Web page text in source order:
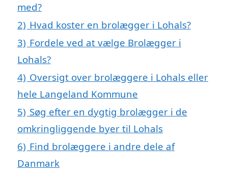
med?
2) Hvad koster en brolægger i Lohals?
3) Fordele ved at vælge Brolægger i
Lohals?
4) Oversigt over brolæggere i Lohals eller
hele Langeland Kommune
5) Søg efter en dygtig brolægger i de
omkringliggende byer til Lohals
6) Find brolæggere i andre dele af
Danmark